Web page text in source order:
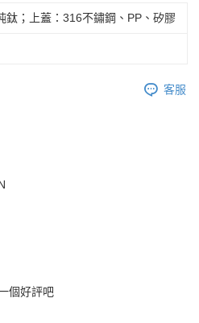
鈦；上蓋：316不鏽鋼、PP、矽膠
客服
個好評吧